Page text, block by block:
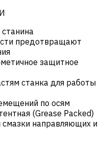
предотвращают
защитное
станка для работы
по осям
(Grease Packed)
смазки направляющих и